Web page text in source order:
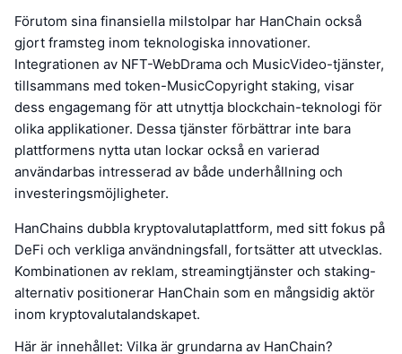
Förutom sina finansiella milstolpar har HanChain också
gjort framsteg inom teknologiska innovationer.
Integrationen av NFT-WebDrama och MusicVideo-tjänster,
tillsammans med token-MusicCopyright staking, visar
dess engagemang för att utnyttja blockchain-teknologi för
olika applikationer. Dessa tjänster förbättrar inte bara
plattformens nytta utan lockar också en varierad
användarbas intresserad av både underhållning och
investeringsmöjligheter.
HanChains dubbla kryptovalutaplattform, med sitt fokus på
DeFi och verkliga användningsfall, fortsätter att utvecklas.
Kombinationen av reklam, streamingtjänster och staking-
alternativ positionerar HanChain som en mångsidig aktör
inom kryptovalutalandskapet.
Här är innehållet: Vilka är grundarna av HanChain?